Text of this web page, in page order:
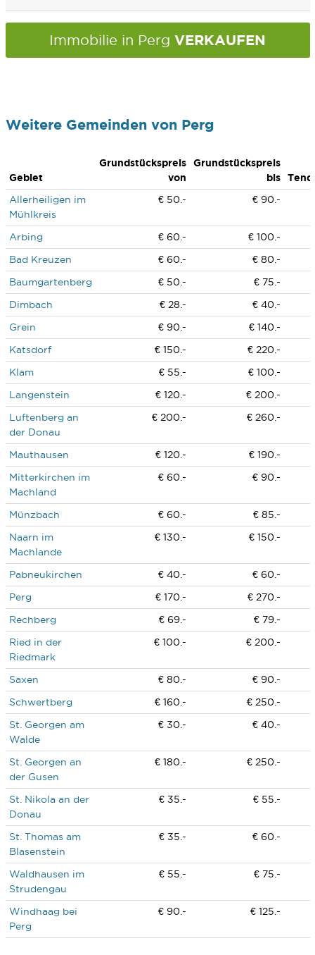
Immobilie in Perg VERKAUFEN
Weitere Gemeinden von Perg
Gebiet
Grundstückspreis
von
Grundstückspreis
bis
Allerheiligen im
Mühlkreis
€ 50.- € 90.-
Arbing € 60.-
€ 100.-
Bad Kreuzen
€ 60.-
€ 80.-
Baumgartenberg
€ 50.-
€ 75.-
Dimbach
€ 28.-
€ 40.-
Grein
€ 90.-
€ 140.-
Katsdorf
€ 150.-
€ 220.-
Klam
€ 55.-
€ 100.-
Langenstein
€ 120.-
€ 200.-
Luftenberg an
der Donau
€ 200.- € 260.-
Mauthausen € 120.-
€ 190.-
Mitterkirchen im
Machland
€ 60.- € 90.-
Münzbach € 60.-
€ 85.-
Naarn im
Machlande
€ 130.- € 150.-
Pabneukirchen € 40.-
€ 60.-
Perg
€ 170.-
€ 270.-
Rechberg
€ 69.-
€ 79.-
Ried in der
Riedmark
€ 100.- € 200.-
Saxen € 80.-
€ 90.-
Schwertberg
€ 160.-
€ 250.-
St. Georgen am
Walde
€ 30.- € 40.-
St. Georgen an
der Gusen
€ 180.- € 250.-
St. Nikola an der
Donau
€ 35.- € 55.-
St. Thomas am
Blasenstein
€ 35.- € 60.-
Waldhausen im
Strudengau
€ 55.- € 75.-
Windhaag bei
Perg
€ 90.- € 125.-